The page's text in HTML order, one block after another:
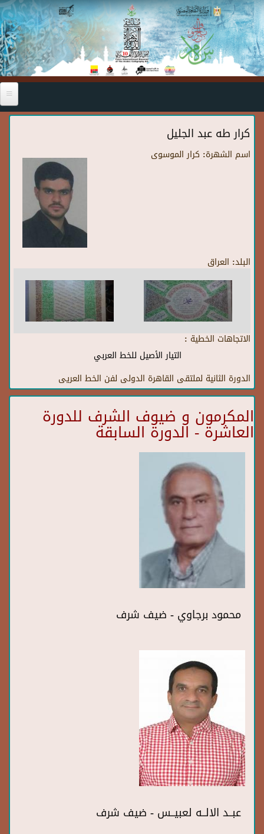
Skip to main content
كرار طه عبد الجليل
اسم الشهرة: كرار الموسوى
البلد: العراق
الاتجاهات الخطية :
التيار الأصيل للخط العربي
الدورة الثانية لملتقى القاهرة الدولى لفن الخط العريى
المكرمون و ضيوف الشرف للدورة
العاشرة - الدورة السابقة
محمود برجاوي - ضيف شرف
عبــد الالــه لعبيــس - ضيف شرف